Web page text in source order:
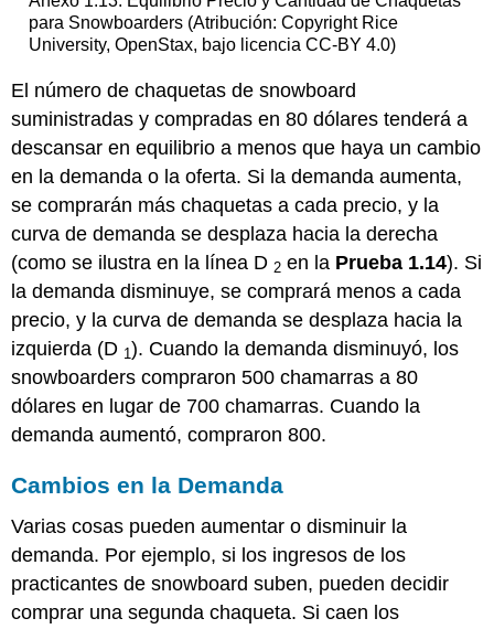
para Snowboarders (Atribución: Copyright Rice
University, OpenStax, bajo licencia CC-BY 4.0)
El número de chaquetas de snowboard
suministradas y compradas en 80 dólares tenderá a
descansar en equilibrio a menos que haya un cambio
en la demanda o la oferta. Si la demanda aumenta,
se comprarán más chaquetas a cada precio, y la
curva de demanda se desplaza hacia la derecha
(como se ilustra en la línea D 2 en la Prueba 1.14). Si
la demanda disminuye, se comprará menos a cada
precio, y la curva de demanda se desplaza hacia la
izquierda (D 1). Cuando la demanda disminuyó, los
snowboarders compraron 500 chamarras a 80
dólares en lugar de 700 chamarras. Cuando la
demanda aumentó, compraron 800.
Cambios en la Demanda
Varias cosas pueden aumentar o disminuir la
demanda. Por ejemplo, si los ingresos de los
practicantes de snowboard suben, pueden decidir
comprar una segunda chaqueta. Si caen los